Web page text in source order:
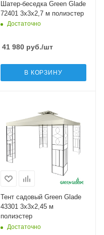
Шатер-беседка Green Glade
72401 3х3х2,7 м полиэстер
Достаточно
41 980руб./шт
В КОРЗИНУ
Тент садовый Green Glade
43301 3х3х2,45 м
полиэстер
Достаточно